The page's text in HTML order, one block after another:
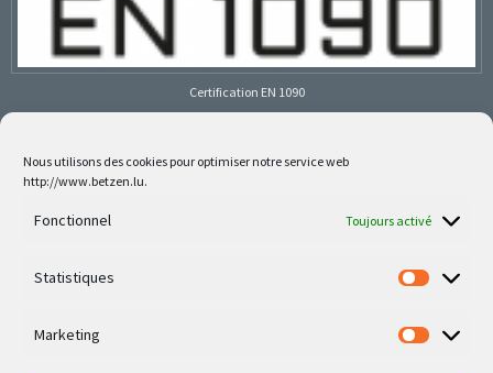
Nous utilisons des cookies pour optimiser notre service web
http://www.betzen.lu.
Fonctionnel Toujours activé
Statistiques
Marketing
Certification EN 1090
Follow us on social media